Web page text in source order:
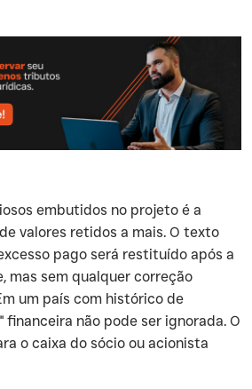
embutidos no projeto é a
valores retidos a mais. O texto
pago será restituído após a
mas sem qualquer correção
um país com histórico de
financeira não pode ser ignorada. O
o caixa do sócio ou acionista